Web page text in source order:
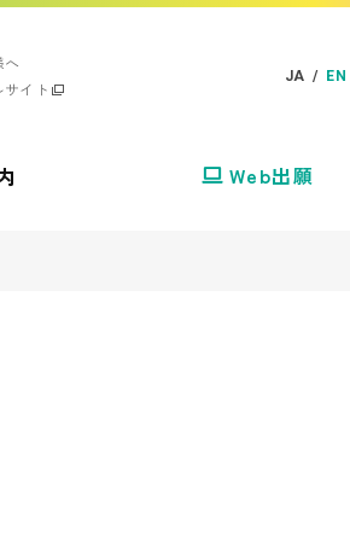
イト
JA / EN
Web出願